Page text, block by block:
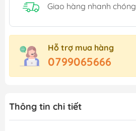
Giao hàng nhanh chóng
Hỗ trợ mua hàng
0799065666
Thông tin chi tiết